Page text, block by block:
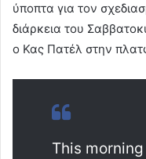
ύποπτα για τον
διάρκεια του
ο Κας Πατέλ στην
This